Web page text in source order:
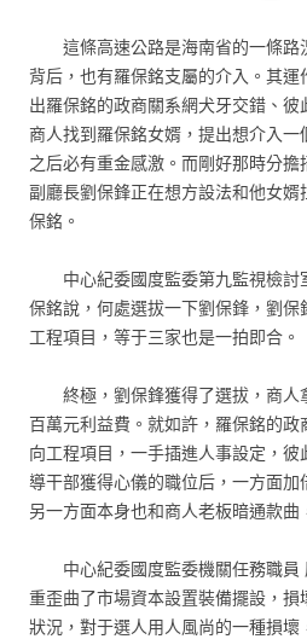
這條高速公路是海南省的一條
背后，也有羅保銘支屬的介入。其
出羅保銘的政商關系網犬牙交錯、
商人找到羅保銘女婿，提出想介入
之后必有重金感激。而剛好那時分
副廳長劉保鋒正在想方設法和他女
保銘。
中心紀委國度監委第九監視檢
保銘說，何處選拔一下劉保鋒，劉
工程項目，等于三家也是一拍即合。
終極，劉保鋒獲得了選拔，商
百萬元利益費。就如許，羅保銘的
向工程項目，一手插進人事設定，
導干部獲得心儀的職位后，一方面加
另一方面本身也和商人老板暗通款曲
中心紀委國度監委機關任務職
重歪曲了市場資本設置裝備擺設，
狀況，對于選人用人風尚的一種損壞